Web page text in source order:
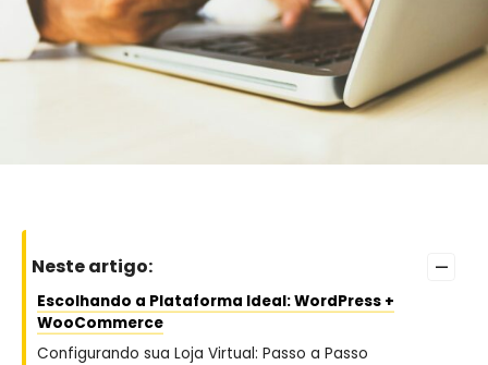
Neste artigo: –
Escolhando a Plataforma Ideal: WordPress +
WooCommerce
Configurando sua Loja Virtual: Passo a Passo